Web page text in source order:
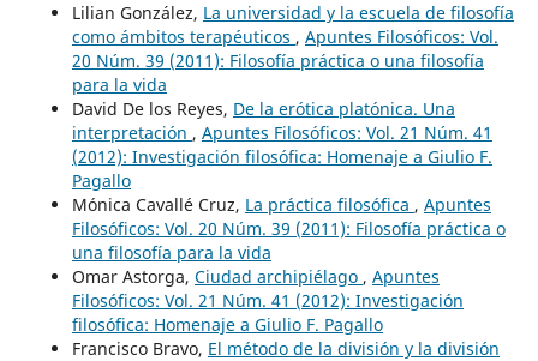
Lilian González, La universidad y la escuela de filosofía
como ámbitos terapéuticos , Apuntes Filosóficos: Vol.
20 Núm. 39 (2011): Filosofía práctica o una filosofía
para la vida
David De los Reyes, De la erótica platónica. Una
interpretación , Apuntes Filosóficos: Vol. 21 Núm. 41
(2012): Investigación filosófica: Homenaje a Giulio F.
Pagallo
Mónica Cavallé Cruz, La práctica filosófica , Apuntes
Filosóficos: Vol. 20 Núm. 39 (2011): Filosofía práctica o
una filosofía para la vida
Omar Astorga, Ciudad archipiélago , Apuntes
Filosóficos: Vol. 21 Núm. 41 (2012): Investigación
filosófica: Homenaje a Giulio F. Pagallo
Francisco Bravo, El método de la división y la división